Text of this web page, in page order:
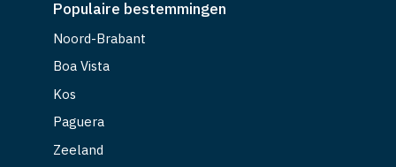
Populaire bestemmingen
Noord-Brabant
Boa Vista
Kos
Paguera
Zeeland